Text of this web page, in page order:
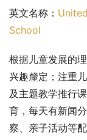
英文名称：
School
根据儿童发展的
兴趣釐定；注重
及主题教学推行
育，每天有新闻
察、亲子活动等